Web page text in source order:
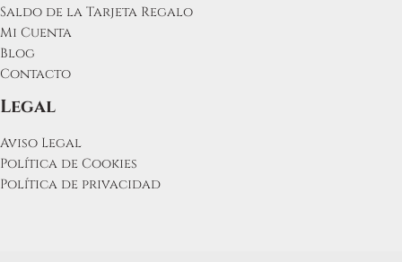
Saldo de la Tarjeta Regalo
Mi Cuenta
Blog
Contacto
Legal
Aviso Legal
Política de Cookies
Política de privacidad